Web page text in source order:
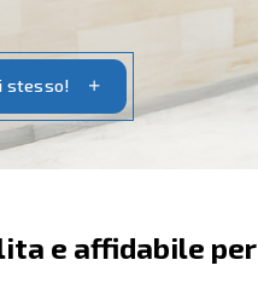
sterili, affidati a noi
e priva di